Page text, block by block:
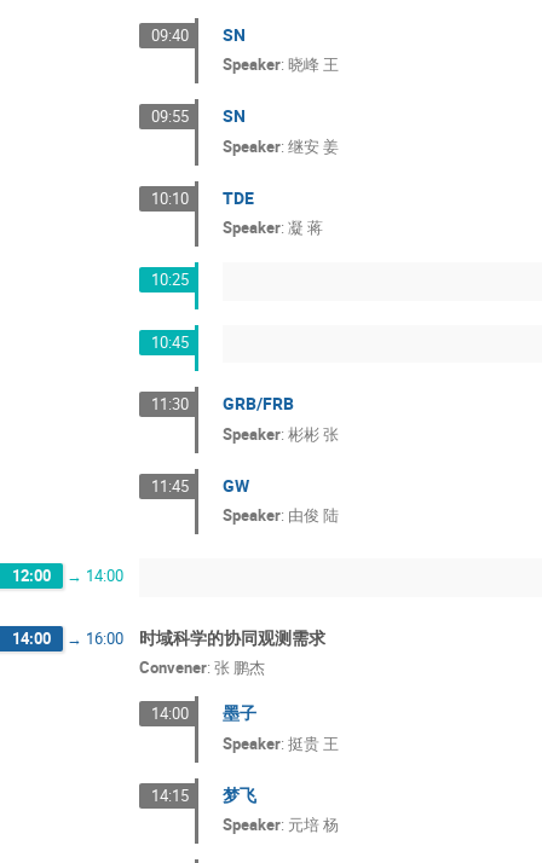
09:40 SN
Speaker: 晓峰 王
09:55 SN
Speaker: 继安 姜
10:10 TDE
Speaker: 凝 蒋
10:25
10:45
11:30 GRB/FRB
Speaker: 彬彬 张
11:45 GW
Speaker: 由俊 陆
12:00 → 14:00
14:00 → 16:00 时域科学的协同观测需求
Convener: 张 鹏杰
14:00 墨子
Speaker: 挺贵 王
14:15 梦飞
Speaker: 元培 杨